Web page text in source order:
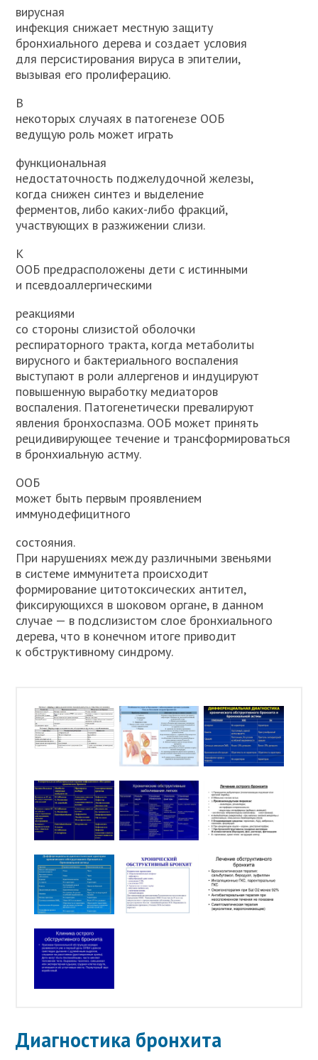
вирусная
инфекция снижает местную защиту
бронхиального дерева и создает условия
для персистирования вируса в эпителии,
вызывая его пролиферацию.
В
некоторых случаях в патогенезе ООБ
ведущую роль может играть
функциональная
недостаточность поджелудочной железы,
когда снижен синтез и выделение
ферментов, либо каких-либо фракций,
участвующих в разжижении слизи.
К
ООБ предрасположены дети с истинными
и псевдоаллергическими
реакциями
со стороны слизистой оболочки
респираторного тракта, когда метаболиты
вирусного и бактериального воспаления
выступают в роли аллергенов и индуцируют
повышенную выработку медиаторов
воспаления. Патогенетически превалируют
явления бронхоспазма. ООБ может принять
рецидивирующее течение и трансформироваться
в бронхиальную астму.
ООБ
может быть первым проявлением
иммунодефицитного
состояния.
При нарушениях между различными звеньями
в системе иммунитета происходит
формирование цитотоксических антител,
фиксирующихся в шоковом органе, в данном
случае — в подслизистом слое бронхиального
дерева, что в конечном итоге приводит
к обструктивному синдрому.
Диагностика бронхита